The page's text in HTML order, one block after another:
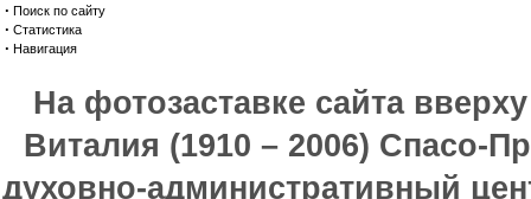
· Поиск по сайту
· Статистика
· Навигация
На фотозаставке сайта
Виталия (1910 – 2006) Спасо-
духовно-административный